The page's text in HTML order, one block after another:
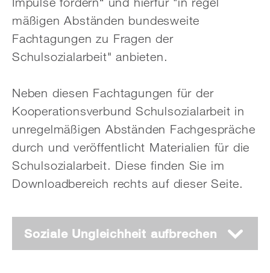
mäßigen Abständen bundesweite
Fachtagungen zu Fragen der
Schulsozialarbeit" anbieten.
Neben diesen Fachtagungen für der
Kooperationsverbund Schulsozialarbeit in
unregelmäßigen Abständen Fachgespräche
durch und veröffentlicht Materialien für die
Schulsozialarbeit. Diese finden Sie im
Downloadbereich rechts auf dieser Seite.
Soziale Ungleichheit aufbrechen